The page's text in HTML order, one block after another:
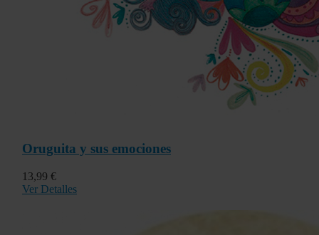
Oruguita y sus emociones
13,99 €
Ver Detalles